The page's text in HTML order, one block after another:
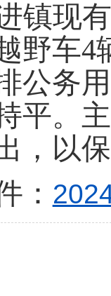
镇现
野车4
公务
平。
，以
：